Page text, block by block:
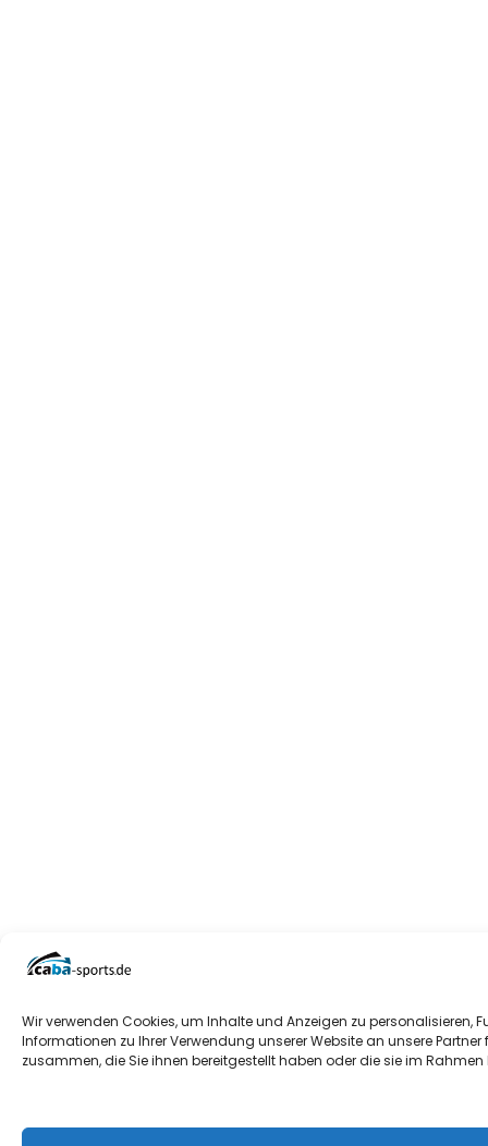
Wir verwenden Cookies, um Inhalte und Anzeigen zu
Informationen zu Ihrer Verwendung unserer Website an unsere
zusammen, die Sie ihnen bereitgestellt haben oder die sie im